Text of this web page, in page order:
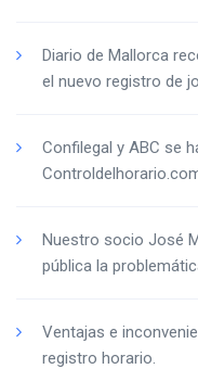
Diario de Mallorca
el nuevo registro de
Confilegal y ABC se
Nuestro socio José
pública la
Ventajas e
registro horario.